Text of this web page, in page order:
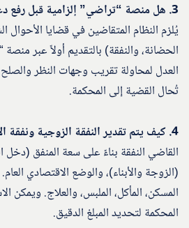
3. هل منصة “تراضي” إلزامية قبل رفع دعوى قضائية أسرية؟
يُلزم النظام المتقاضين في قضايا
الحضانة، والنفقة) بالتقديم أولاً عبر منصة
العدل لمحاولة تقريب وجهات النظر
تُحال القضية إلى المحكمة.
4. كيف يتم تقدير النفقة الزوجية ونفقة الأطفال في المحاكم؟
القاضي النفقة بناءً على سعة المنفق (دخل
(الزوجة والأبناء)، والوضع الاقتصادي
المسكن، المأكل، الملبس، والعلاج. ويمكن
المحكمة لتحديد المبلغ الدقيق.